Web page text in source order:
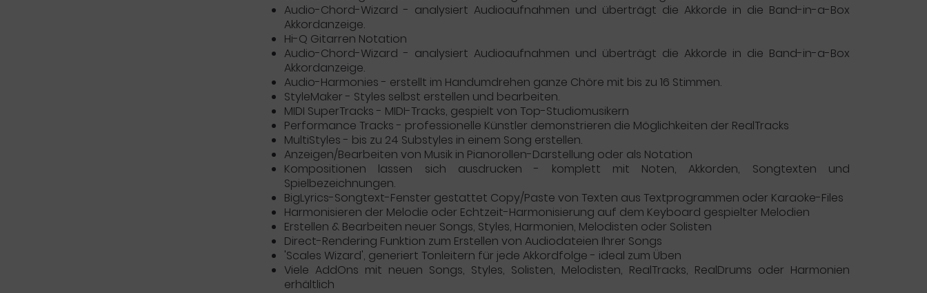
Audio-Chord-Wizard - analysiert Audioaufnahmen und überträgt die Akkorde in die Band-in-a-Box
Akkordanzeige.
Hi-Q Gitarren Notation
Audio-Chord-Wizard - analysiert Audioaufnahmen und überträgt die Akkorde in die Band-in-a-Box
Akkordanzeige.
Audio-Harmonies - erstellt im Handumdrehen ganze Chöre mit bis zu 16 Stimmen.
StyleMaker - Styles selbst erstellen und bearbeiten.
MIDI SuperTracks - MIDI-Tracks, gespielt von Top-Studiomusikern
Performance Tracks - professionelle Künstler demonstrieren die Möglichkeiten der RealTracks
MultiStyles - bis zu 24 Substyles in einem Song erstellen.
Anzeigen/Bearbeiten von Musik in Pianorollen-Darstellung oder als Notation
Kompositionen lassen sich ausdrucken - komplett mit Noten, Akkorden, Songtexten und
Spielbezeichnungen.
BigLyrics-Songtext-Fenster gestattet Copy/Paste von Texten aus Textprogrammen oder Karaoke-Files
Harmonisieren der Melodie oder Echtzeit-Harmonisierung auf dem Keyboard gespielter Melodien
Erstellen & Bearbeiten neuer Songs, Styles, Harmonien, Melodisten oder Solisten
Direct-Rendering Funktion zum Erstellen von Audiodateien Ihrer Songs
'Scales Wizard', generiert Tonleitern für jede Akkordfolge - ideal zum Üben
Viele AddOns mit neuen Songs, Styles, Solisten, Melodisten, RealTracks, RealDrums oder Harmonien
erhältlich